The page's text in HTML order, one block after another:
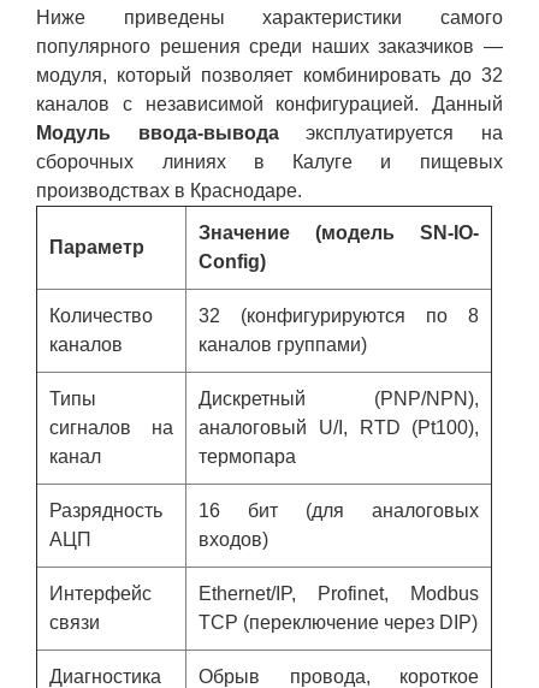
Ниже приведены характеристики самого
популярного решения среди наших заказчиков —
модуля, который позволяет комбинировать до 32
каналов с независимой конфигурацией. Данный
Модуль ввода-выводаэксплуатируется на
сборочных линиях в Калуге и пищевых
производствах в Краснодаре.
Параметр
Значение (модель SN-IO-
Config)
Количество
каналов
32 (конфигурируются по 8
каналов группами)
Типы
сигналов на
канал
Дискретный (PNP/NPN),
аналоговый U/I, RTD (Pt100),
термопара
Разрядность
АЦП
16 бит (для аналоговых
входов)
Интерфейс
связи
Ethernet/IP, Profinet, Modbus
TCP (переключение через DIP)
Диагностика
Обрыв провода, короткое